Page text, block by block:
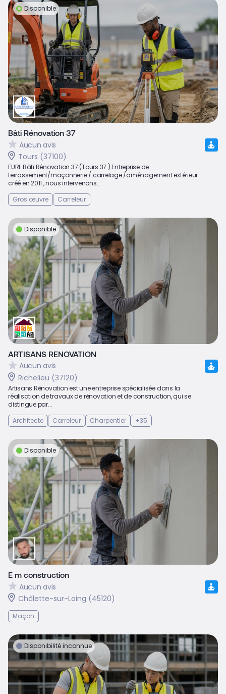
Disponible
Bâti Rénovation 37
Aucun avis
Tours (37100)
EURL Bâti Rénovation 37 (Tours 37 ) Entreprise de
terrassement/maçonnerie / carrelage /aménagement extérieur
créé en 2011 , nous intervenons...
Gros œuvre
Carreleur
Disponible
ARTISANS RENOVATION
Aucun avis
Richelieu (37120)
Artisans Rénovation est une entreprise spécialisée dans la
réalisation de travaux de rénovation et de construction, qui se
distingue par...
Architecte
Carreleur Charpentier +35
Disponible
E m construction
Aucun avis
Châlette-sur-Loing (45120)
Maçon
Disponibilité inconnue